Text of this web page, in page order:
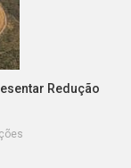
Redução